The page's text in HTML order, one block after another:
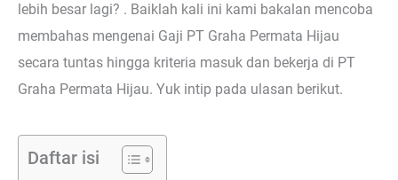
lebih besar lagi? . Baiklah kali ini kami bakalan mencoba
membahas mengenai Gaji PT Graha Permata Hijau
secara tuntas hingga kriteria masuk dan bekerja di PT
Graha Permata Hijau. Yuk intip pada ulasan berikut.
Daftar isi